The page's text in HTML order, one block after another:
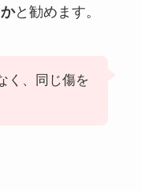
と勧めます。
く、同じ傷を